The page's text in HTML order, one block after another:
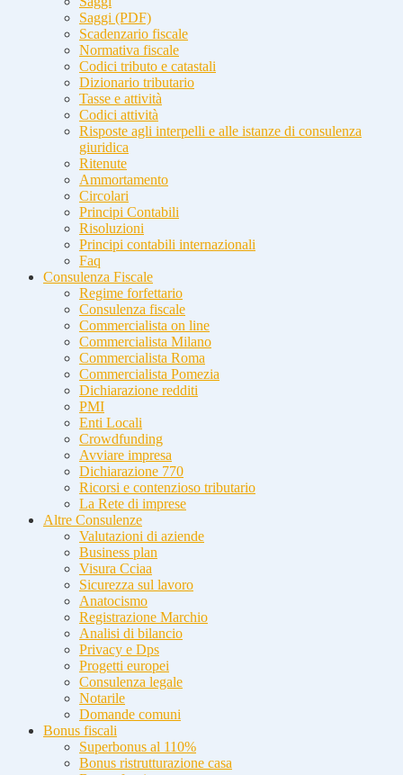
Saggi (PDF)
Scadenzario fiscale
Normativa fiscale
Codici tributo e catastali
Dizionario tributario
Tasse e attività
Codici attività
Risposte agli interpelli e alle istanze di consulenza
giuridica
Ritenute
Ammortamento
Circolari
Principi Contabili
Risoluzioni
Principi contabili internazionali
Faq
Consulenza Fiscale
Regime forfettario
Consulenza fiscale
Commercialista on line
Commercialista Milano
Commercialista Roma
Commercialista Pomezia
Dichiarazione redditi
PMI
Enti Locali
Crowdfunding
Avviare impresa
Dichiarazione 770
Ricorsi e contenzioso tributario
La Rete di imprese
Altre Consulenze
Valutazioni di aziende
Business plan
Visura Cciaa
Sicurezza sul lavoro
Anatocismo
Registrazione Marchio
Analisi di bilancio
Privacy e Dps
Progetti europei
Consulenza legale
Notarile
Domande comuni
Bonus fiscali
Superbonus al 110%
Bonus ristrutturazione casa